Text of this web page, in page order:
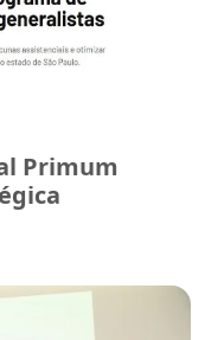
Primum